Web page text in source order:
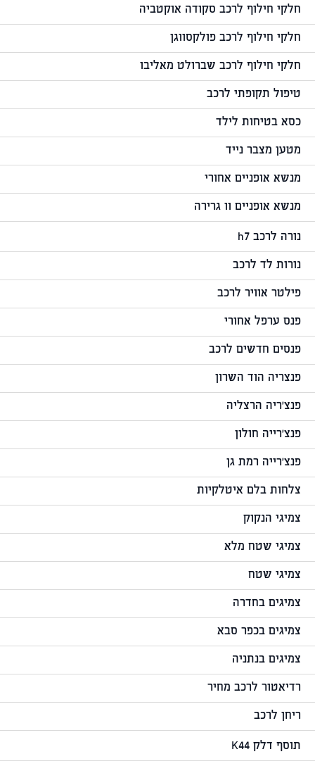
חלקי חילוף לרכב סקודה אוקטביה
חלקי חילוף לרכב פולקסווגן
חלקי חילוף לרכב שברולט מאליבו
טיפול תקופתי לרכב
כסא בטיחות לילד
מטען מצבר נייד
מנשא אופניים אחורי
מנשא אופניים וו גרירה
נורה לרכב h7
נורות לד לרכב
פילטר אוויר לרכב
פנס ערפל אחורי
פנסים חדשים לרכב
פנצריה הוד השרון
פנצ'ריה הרצליה
פנצ'רייה חולון
פנצ'רייה רמת גן
צלחות בלם איטלקיות
צמיגי הנקוק
צמיגי שטח מלא
צמיגי שטח
צמיגים בחדרה
צמיגים בכפר סבא
צמיגים בנתניה
רדיאטור לרכב מחיר
ריחן לרכב
תוסף דלק K44